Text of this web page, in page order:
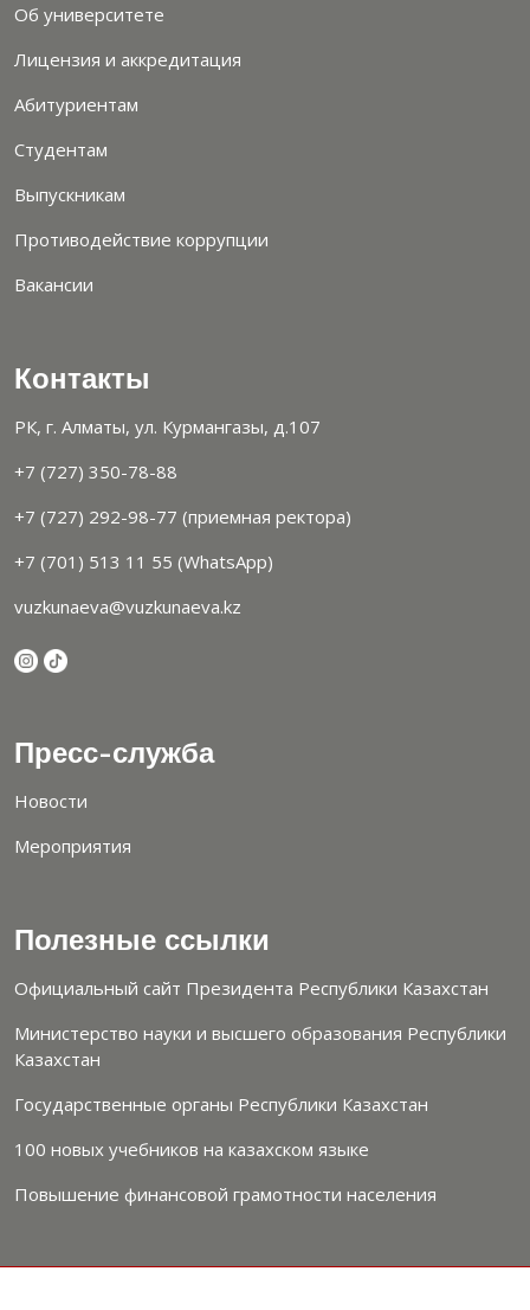
Об университете
Лицензия и аккредитация
Абитуриентам
Студентам
Выпускникам
Противодействие коррупции
Вакансии
Контакты
РК, г. Алматы, ул. Курмангазы, д.107
+7 (727) 350-78-88
+7 (727) 292-98-77 (приемная ректора)
+7 (701) 513 11 55 (WhatsApp)
vuzkunaeva@vuzkunaeva.kz
Пресс-служба
Новости
Мероприятия
Полезные ссылки
Официальный сайт Президента Республики Казахстан
Министерство науки и высшего образования Республики
Казахстан
Государственные органы Республики Казахстан
100 новых учебников на казахском языке
Повышение финансовой грамотности населения